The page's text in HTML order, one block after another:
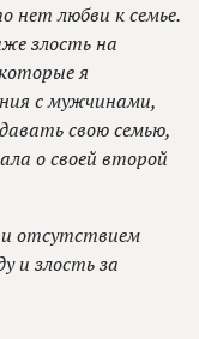
любви к семье.
злость на
я
с мужчинами,
свою семью,
о своей второй
отсутствием
и злость за